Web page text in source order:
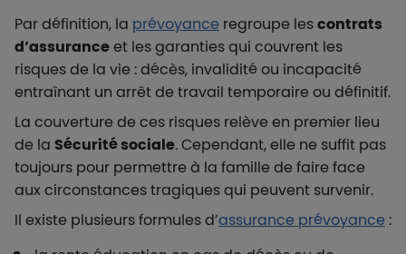
Par définition, la prévoyance regroupe lescontrats
d’assuranceet les garanties qui couvrent les
risques de la vie : décès, invalidité ou incapacité
entraînant un arrêt de travail temporaire ou définitif.
La couverture de ces risques relève en premier lieu
de la Sécurité sociale. Cependant, elle ne suffit pas
toujours pour permettre à la famille de faire face
aux circonstances tragiques qui peuvent survenir.
Il existe plusieurs formules d’assurance prévoyance :